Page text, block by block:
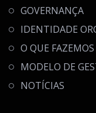
GOVERNANÇA
IDENTIDADE
O QUE FAZEMOS
MODELO DE
NOTÍCIAS